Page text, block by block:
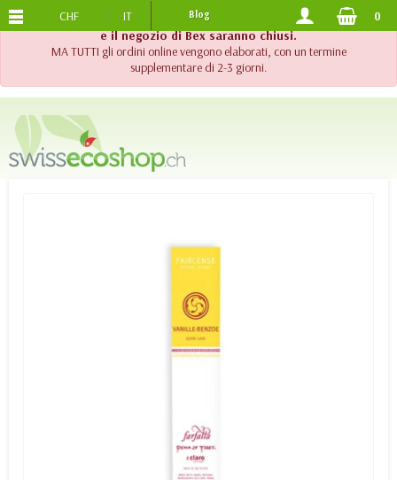
!! Importante !! Fino al 20 agosto 2026, l'assistenza telefonica
e il negozio di Bex saranno chiusi.
MA TUTTI gli ordini online vengono elaborati, con un termine
supplementare di 2-3 giorni.
SPEDIZIONE GRATUITADA 120.-
CHF IT Blog 0